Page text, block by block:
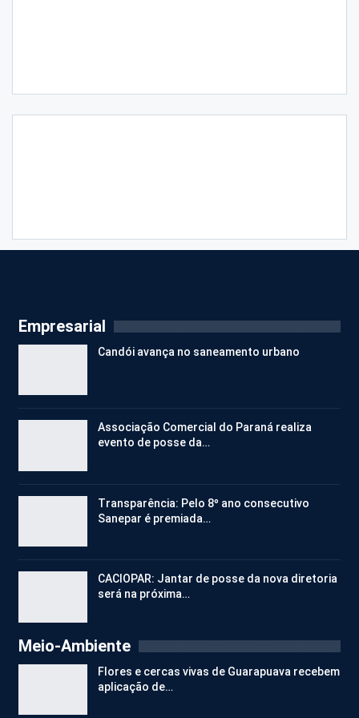
Empresarial
Candói avança no saneamento urbano
Associação Comercial do Paraná realiza
evento de posse da…
Transparência: Pelo 8º ano consecutivo
Sanepar é premiada…
CACIOPAR: Jantar de posse da nova diretoria
será na próxima…
Meio-Ambiente
Flores e cercas vivas de Guarapuava recebem
aplicação de…